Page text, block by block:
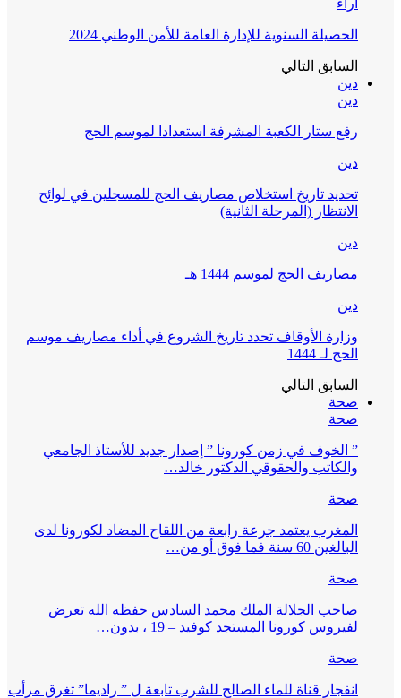
آراء
الحصيلة السنوية للإدارة العامة للأمن الوطني 2024
السابق التالي
دين
دين
رفع ستار الكعبة المشرفة استعدادا لموسم الحج
دين
تحديد تاريخ استخلاص مصاريف الحج للمسجلين في لوائح
الانتظار (المرحلة الثانية)
دين
مصاريف الحج لموسم 1444 هـ
دين
وزارة الأوقاف تحدد تاريخ الشروع في أداء مصاريف موسم
الحج لـ 1444
السابق التالي
صحة
صحة
” الخوف في زمن كورونا ” إصدار جديد للأستاذ الجامعي
والكاتب والحقوقي الدكتور خالد…
صحة
المغرب يعتمد جرعة رابعة من اللقاح المضاد لكورونا لدى
البالغين 60 سنة فما فوق أو من…
صحة
صاحب الجلالة الملك محمد السادس حفظه الله تعرض
لفيروس كورونا المستجد كوفيد – 19 ، بدون…
صحة
انفجار قناة للماء الصالح للشرب تابعة ل ” راديما” تغرق مرأب